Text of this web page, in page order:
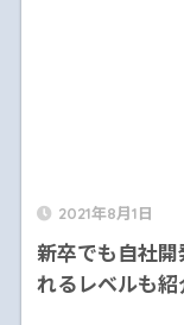
2021年8月1日
新卒でも自社
れるレベルも紹